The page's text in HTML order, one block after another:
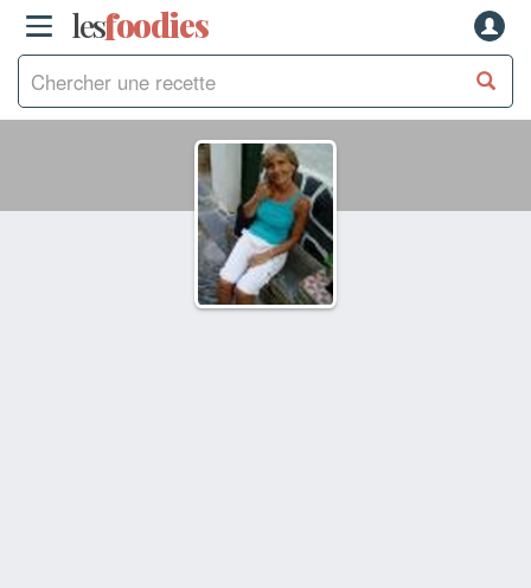
lesfoodies